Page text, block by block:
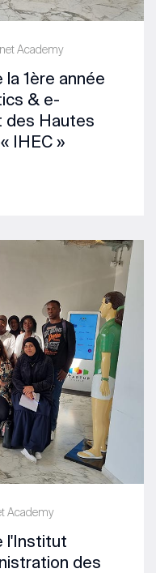
Academy
1ère année
& e-
des Hautes
IHEC »
Academy
l'Institut
des